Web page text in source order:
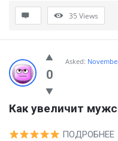
35 Views
0
Asked:
Как увеличит
ПОДРОБНЕЕ